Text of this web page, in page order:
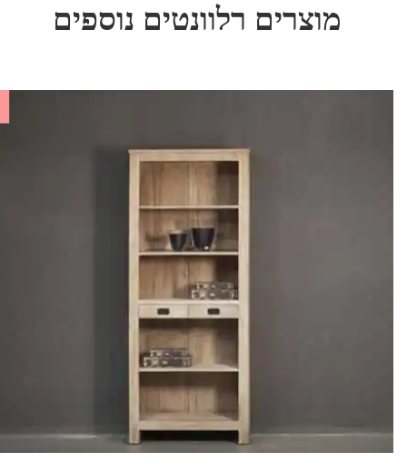
מוצרים רלוונטים נוספים